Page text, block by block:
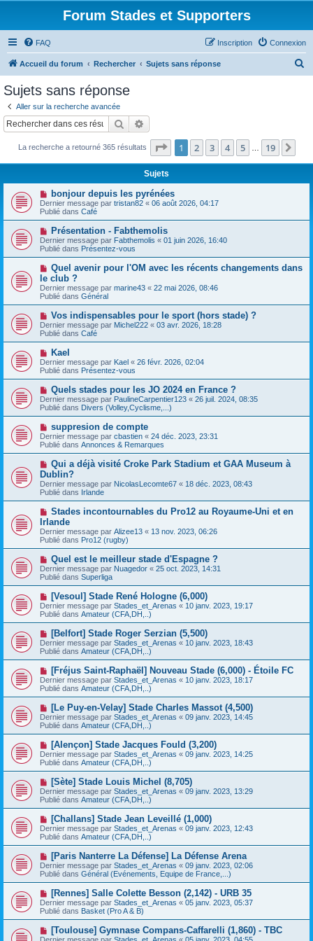
Forum Stades et Supporters
FAQ Connexion
Inscription
Accueil du forum Rechercher Sujets sans réponse
c
Sujets sans réponse
Aller sur la recherche avancée
Rechercher
La recherche a retourné 365 résultats Page 1sur19
1 2 3 4 5 19
Sujets
N
o
u
v
e
a
u
m
e
s
s
a
g
e
bonjour depuis les pyrénées
Dernier message par tristan82 « 06 août 2026, 04:17
Publié dans Café
N
o
u
v
a
u
m
e
s
s
g
e
Présentation - Fabthemolis
Dernier message par Fabthemolis « 01 juin 2026, 16:40
Publié dans Présentez-vous
N
u
v
e
a
u
m
e
s
s
a
g
e
Quel avenir pour l'OM avec les récents changements dans
le club ?
Dernier message par marine43 « 22 mai 2026, 08:46
Publié dans Général
N
o
u
v
e
a
u
m
e
s
s
a
g
Vos indispensables pour le sport (hors stade) ?
Dernier message par Michel222 « 03 avr. 2026, 18:28
Publié dans Café
N
o
u
v
a
u
m
e
s
s
a
g
e
Kael
Dernier message par Kael « 26 févr. 2026, 02:04
Publié dans Présentez-vous
N
o
u
v
a
u
m
e
s
s
a
g
e
Quels stades pour les JO 2024 en France ?
Dernier message par PaulineCarpentier123 « 26 juil. 2024, 08:35
Publié dans Divers (Volley,Cyclisme,...)
N
o
u
v
a
u
m
e
s
s
a
g
e
suppresion de compte
Dernier message par cbastien « 24 déc. 2023, 23:31
Publié dans Annonces & Remarques
N
u
v
e
a
u
m
e
s
a
g
e
Qui a déjà visité Croke Park Stadium et GAA Museum à
Dublin?
Dernier message par NicolasLecomte67 « 18 déc. 2023, 08:43
Publié dans Irlande
N
o
u
v
e
a
u
m
e
s
s
a
g
e
Stades incontournables du Pro12 au Royaume-Uni et en
Irlande
Dernier message par Alizee13 « 13 nov. 2023, 06:26
Publié dans Pro12 (rugby)
N
o
u
v
e
u
m
e
s
a
g
e
Quel est le meilleur stade d'Espagne ?
Dernier message par Nuagedor « 25 oct. 2023, 14:31
Publié dans Superliga
N
o
u
v
e
u
m
e
s
a
g
e
[Vesoul] Stade René Hologne (6,000)
Dernier message par Stades_et_Arenas « 10 janv. 2023, 19:17
Publié dans Amateur (CFA,DH,..)
N
o
u
v
e
u
m
e
s
a
g
e
[Belfort] Stade Roger Serzian (5,500)
Dernier message par Stades_et_Arenas « 10 janv. 2023, 18:43
Publié dans Amateur (CFA,DH,..)
N
o
u
v
e
u
m
e
s
a
g
e
[Fréjus Saint-Raphaël] Nouveau Stade (6,000) - Étoile FC
Dernier message par Stades_et_Arenas « 10 janv. 2023, 18:17
Publié dans Amateur (CFA,DH,..)
N
o
u
v
e
u
m
e
s
a
g
e
[Le Puy-en-Velay] Stade Charles Massot (4,500)
Dernier message par Stades_et_Arenas « 09 janv. 2023, 14:45
Publié dans Amateur (CFA,DH,..)
N
o
u
v
e
u
m
e
s
a
g
e
[Alençon] Stade Jacques Fould (3,200)
Dernier message par Stades_et_Arenas « 09 janv. 2023, 14:25
Publié dans Amateur (CFA,DH,..)
N
o
u
v
e
u
m
e
s
a
g
e
[Sète] Stade Louis Michel (8,705)
Dernier message par Stades_et_Arenas « 09 janv. 2023, 13:29
Publié dans Amateur (CFA,DH,..)
N
o
u
v
e
u
m
e
s
a
g
e
[Challans] Stade Jean Leveillé (1,000)
Dernier message par Stades_et_Arenas « 09 janv. 2023, 12:43
Publié dans Amateur (CFA,DH,..)
N
o
u
v
e
u
m
e
s
[Paris Nanterre La Défense] La Défense Arena
Dernier message par Stades_et_Arenas « 09 janv. 2023, 02:06
Publié dans Général (Evénements, Equipe de France,...)
N
o
u
v
e
[Rennes] Salle Colette Besson (2,142) - URB 35
Dernier message par Stades_et_Arenas « 05 janv. 2023, 05:37
Publié dans Basket (Pro A & B)
N
o
[Toulouse] Gymnase Compans-Caffarelli (1,860) - TBC
Dernier message par Stades_et_Arenas « 05 janv. 2023, 04:55